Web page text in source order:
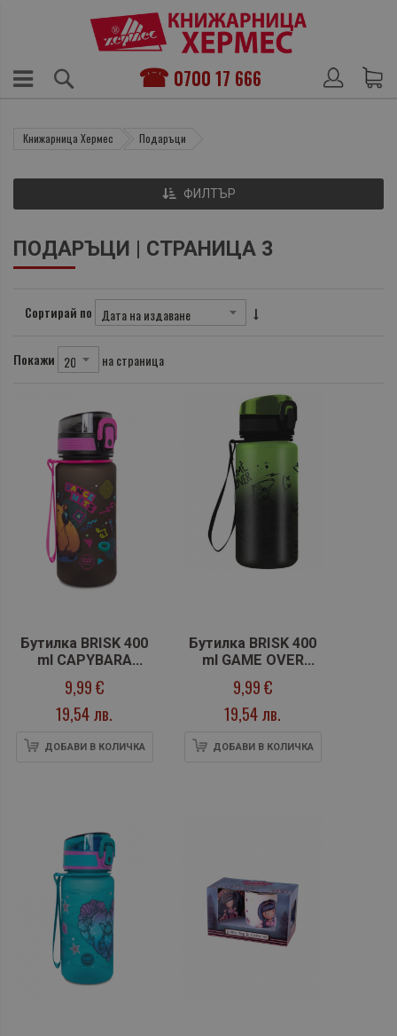
0700 17 666
Книжарница Хермес Подаръци
ПОДАРЪЦИ | СТРАНИЦА 3
Сортирай по
Покажи на страница
Бутилка BRISK 400
ml CAPYBARA
MUSIC
9,99 €
19,54 лв.
ДОБАВИ В КОЛИЧКА
Бутилка BRISK 400
ml GAME OVER
GRADIENT
9,99 €
19,54 лв.
ДОБАВИ В КОЛИЧКА
ФИЛТЪР